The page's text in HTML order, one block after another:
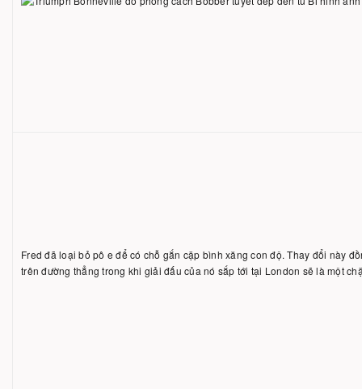
Fred đã loại bỏ pô e để có chỗ gắn cặp bình xăng con độ. Thay đổi này
trên đường thẳng trong khi giải đấu của nó sắp tới tại London sẽ là một